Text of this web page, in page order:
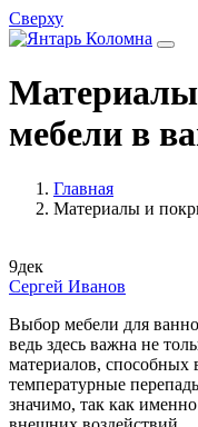
Сверху
мебели в
Главная
Материалы и
9дек
Сергей Иванов
Выбор мебели для
ведь здесь важна не
материалов, способных
температурные
значимо, так как